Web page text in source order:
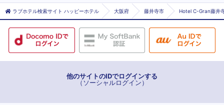
ラブホテル検索サイト ハッピーホテル 大阪府 藤井寺市 Hotel C-Gran藤井
他のサイトのIDでログインする
（ソーシャルログイン）